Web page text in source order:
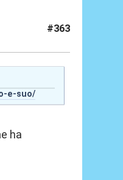
#363
e-suo/
ha